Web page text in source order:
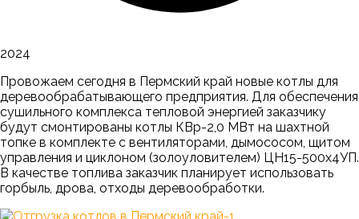
2024
Провожаем сегодня в Пермский край новые котлы для
деревообрабатывающего предприятия. Для обеспечения
сушильного комплекса тепловой энергией заказчику
будут смонтированы котлы КВр-2,0 МВт на шахтной
топке в комплекте с вентиляторами, дымососом, щитом
управления и циклоном (золоуловителем) ЦН15-500х4УП.
В качестве топлива заказчик планирует использовать
горбыль, дрова, отходы деревообработки.